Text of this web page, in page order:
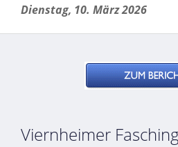
Dienstag, 10. März 2026
Viernheimer